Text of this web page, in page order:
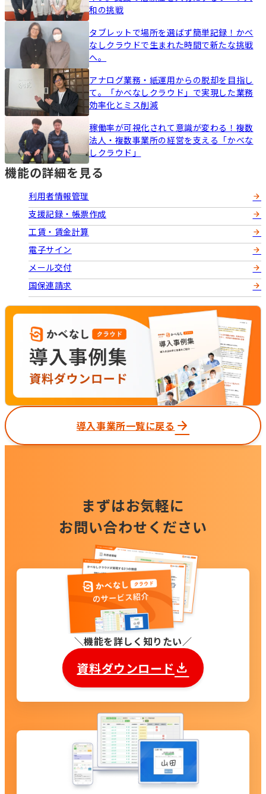
和の挑戦
タブレットで場所を選ばず簡単記録！かべ
なしクラウドで生まれた時間で新たな挑戦
へ。
アナログ業務・紙運用からの脱却を目指し
て。「かべなしクラウド」で実現した業務
効率化とミス削減
稼働率が可視化されて意識が変わる！複数
法人・複数事業所の経営を支える「かべな
しクラウド」
機能の詳細を見る
利用者情報管理
支援記録・帳票作成
工賃・賃金計算
電子サイン
メール交付
国保連請求
導入事業所一覧に戻る
まずはお気軽に
お問い合わせください
機能を詳しく知りたい
資料ダウンロード